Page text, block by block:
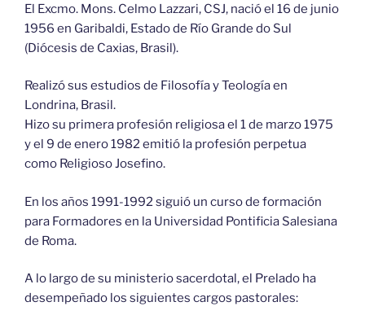
El Excmo. Mons. Celmo Lazzari, CSJ, nació el 16 de junio
1956 en Garibaldi, Estado de Río Grande do Sul
(Diócesis de Caxias, Brasil).
Realizó sus estudios de Filosofía y Teología en
Londrina, Brasil.
Hizo su primera profesión religiosa el 1 de marzo 1975
y el 9 de enero 1982 emitió la profesión perpetua
como Religioso Josefino.
En los años 1991-1992 siguió un curso de formación
para Formadores en la Universidad Pontificia Salesiana
de Roma.
A lo largo de su ministerio sacerdotal, el Prelado ha
desempeñado los siguientes cargos pastorales: